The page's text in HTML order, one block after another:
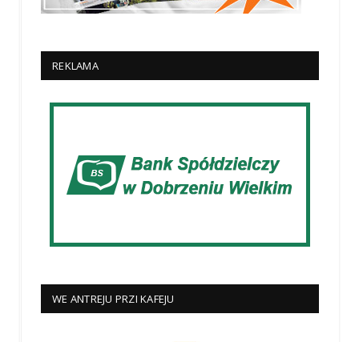
REKLAMA
WE ANTREJU PRZI KAFEJU